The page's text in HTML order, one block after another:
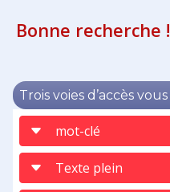
Bonne recherche !
Trois voies d’accès
mot-clé
Texte plein